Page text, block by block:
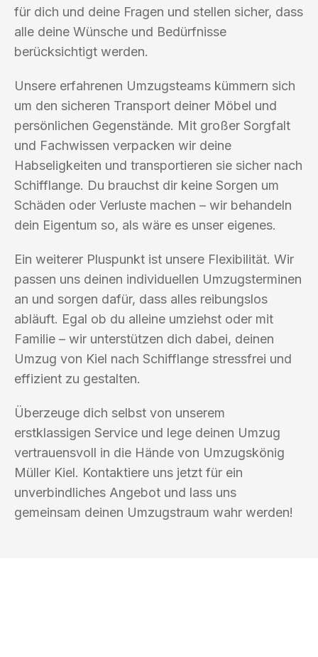
für dich und deine Fragen und stellen sicher, dass
alle deine Wünsche und Bedürfnisse
berücksichtigt werden.
Unsere erfahrenen Umzugsteams kümmern sich
um den sicheren Transport deiner Möbel und
persönlichen Gegenstände. Mit großer Sorgfalt
und Fachwissen verpacken wir deine
Habseligkeiten und transportieren sie sicher nach
Schifflange. Du brauchst dir keine Sorgen um
Schäden oder Verluste machen – wir behandeln
dein Eigentum so, als wäre es unser eigenes.
Ein weiterer Pluspunkt ist unsere Flexibilität. Wir
passen uns deinen individuellen Umzugsterminen
an und sorgen dafür, dass alles reibungslos
abläuft. Egal ob du alleine umziehst oder mit
Familie – wir unterstützen dich dabei, deinen
Umzug von Kiel nach Schifflange stressfrei und
effizient zu gestalten.
Überzeuge dich selbst von unserem
erstklassigen Service und lege deinen Umzug
vertrauensvoll in die Hände von Umzugskönig
Müller Kiel. Kontaktiere uns jetzt für ein
unverbindliches Angebot und lass uns
gemeinsam deinen Umzugstraum wahr werden!